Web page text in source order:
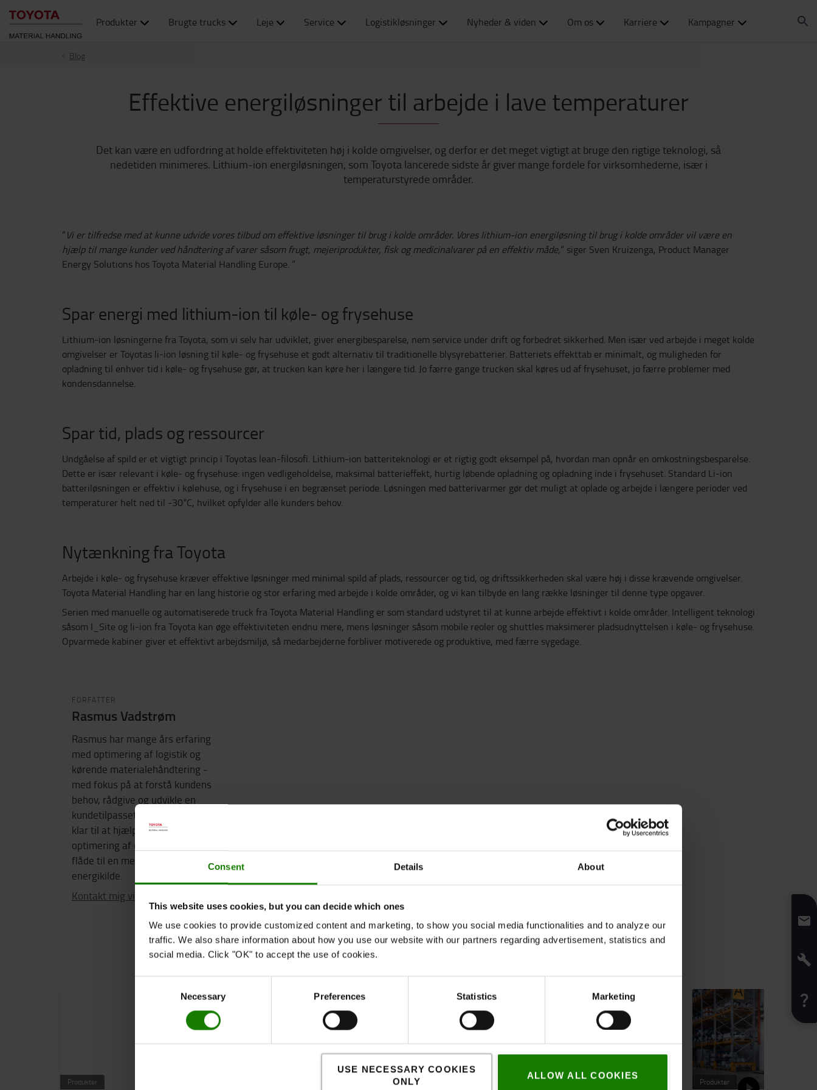
Consent Details About
This website uses cookies, but you can decide which ones
We use cookies to provide customized content and marketing, to show you social media functionalities and to analyze our
traffic. We also share information about how you use our website with our partners regarding advertisement, statistics and
social media. Click "OK" to accept the use of cookies.
Necessary Preferences Statistics Marketing
USE NECESSARY COOKIES
ONLY
ALLOW ALL COOKIES
Produkter Brugte trucks Leje Service Logistikløsninger Nyheder & viden Om os Karriere Kampagner
Blog
Effektive energiløsninger til arbejde i lave temperaturer
Det kan være en udfordring at holde effektiviteten høj i kolde omgivelser, og derfor er det meget vigtigt at bruge den rigtige teknologi, så
nedetiden minimeres. Lithium-ion energiløsningen, som Toyota lancerede sidste år giver mange fordele for virksomhederne, især i
temperaturstyrede områder.
“Vi er tilfredse med at kunne udvide vores tilbud om effektive løsninger til brug i kolde områder. Vores lithium-ion energiløsning til brug i kolde områder vil være en
hjælp til mange kunder ved håndtering af varer såsom frugt, mejeriprodukter, fisk og medicinalvarer på en effektiv måde,“ siger Sven Kruizenga, Product Manager
Energy Solutions hos Toyota Material Handling Europe. “
Spar energi med lithium-ion til køle- og frysehuse
Lithium-ion løsningerne fra Toyota, som vi selv har udviklet, giver energibesparelse, nem service under drift og forbedret sikkerhed. Men især ved arbejde i meget kolde
omgivelser er Toyotas li-ion løsning til køle- og frysehuse et godt alternativ til traditionelle blysyrebatterier. Batteriets effekttab er minimalt, og muligheden for
opladning til enhver tid i køle- og frysehuse gør, at trucken kan køre her i længere tid. Jo færre gange trucken skal køres ud af frysehuset, jo færre problemer med
kondensdannelse.
Spar tid, plads og ressourcer
Undgåelse af spild er et vigtigt princip i Toyotas lean-filosofi. Lithium-ion batteriteknologi er et rigtig godt eksempel på, hvordan man opnår en omkostningsbesparelse.
Dette er især relevant i køle- og frysehuse: ingen vedligeholdelse, maksimal batterieffekt, hurtig løbende opladning og opladning inde i frysehuset. Standard Li-ion
batteriløsningen er effektiv i kølehuse, og i frysehuse i en begrænset periode. Løsningen med batterivarmer gør det muligt at oplade og arbejde i længere perioder ved
temperaturer helt ned til -30°C, hvilket opfylder alle kunders behov.
Nytænkning fra Toyota
Arbejde i køle- og frysehuse kræver effektive løsninger med minimal spild af plads, ressourcer og tid, og driftssikkerheden skal være høj i disse krævende omgivelser.
Toyota Material Handling har en lang historie og stor erfaring med arbejde i kolde områder, og vi kan tilbyde en lang række løsninger til denne type opgaver.
Serien med manuelle og automatiserede truck fra Toyota Material Handling er som standard udstyret til at kunne arbejde effektivt i kolde områder. Intelligent teknologi
såsom I_Site og li-ion fra Toyota kan øge effektiviteten endnu mere, mens løsninger såsom mobile reoler og shuttles maksimerer pladsudnyttelsen i køle- og frysehuse.
Opvarmede kabiner giver et effektivt arbejdsmiljø, så medarbejderne forbliver motiverede og produktive, med færre sygedage.
FORFATTER
Rasmus Vadstrøm
Rasmus har mange års erfaring
med optimering af logistik og
kørende materialehåndtering -
med fokus på at forstå kundens
behov, rådgive og udvikle en
kundetilpasset løsning. Jeg står
klar til at hjælpe dig med
optimering af din eksisterende
flåde til en mere bæredygtig
energikilde.
Kontakt mig via email
Relaterede artikler
Produkter Produkter Produkter Produkter